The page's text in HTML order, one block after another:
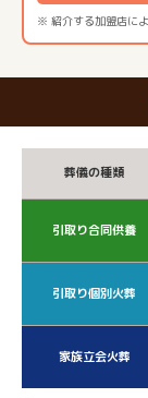
※ 紹介する加盟店に
葬儀の種類
引取り合同供養
引取り個別火葬
家族立会火葬